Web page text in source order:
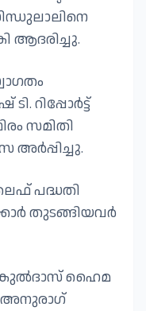
ആദരിച്ചു.
റിപ്പോർട്ട്
സമിതി
പദ്ധതി
തുടങ്ങിയവർ
ഹൈമ
അനുരാഗ്